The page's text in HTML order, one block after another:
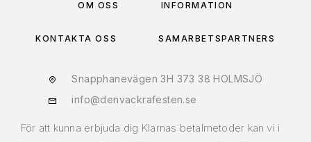
OM OSS INFORMATION
KONTAKTA OSS SAMARBETSPARTNERS
Snapphanevägen 3H 373 38 HOLMSJÖ
info@denvackrafesten.se
För att kunna erbjuda dig Klarnas betalmetoder kan vi i